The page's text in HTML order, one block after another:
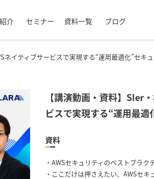
介 セミナー 資料一覧 ブログ
ネイティブサービスで実現する“運用最適化”セキ
【講演動画・資料】SIer
ビスで実現する“運用最適
資料
・AWSセキュリティのベストプラク
・ここだけは押さえたい、AWSセキ